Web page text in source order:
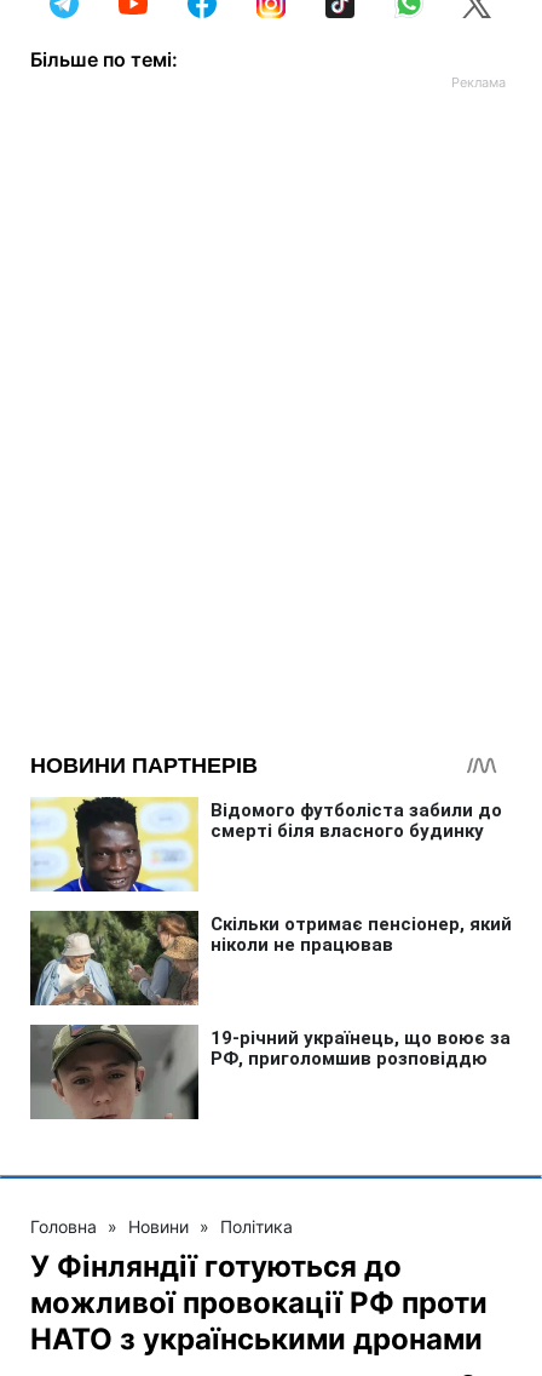
Більше по темі:
Головна » Новини » Політика
У Фінляндії готуються до
можливої провокації РФ проти
НАТО з українськими дронами